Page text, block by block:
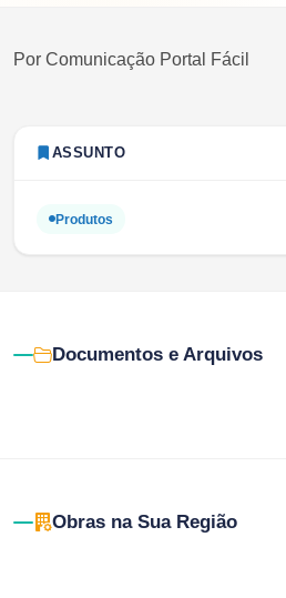
Por Comunicação Portal Fácil
ASSUNTO
Produtos
Documentos e Arquivos
Obras na Sua Região